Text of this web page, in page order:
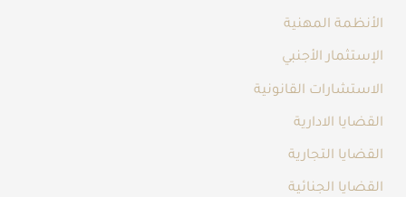
الأنظمة المهنية
الإستثمار الأجنبي
الاستشارات القانونية
القضايا الادارية
القضايا التجارية
القضايا الجنائية